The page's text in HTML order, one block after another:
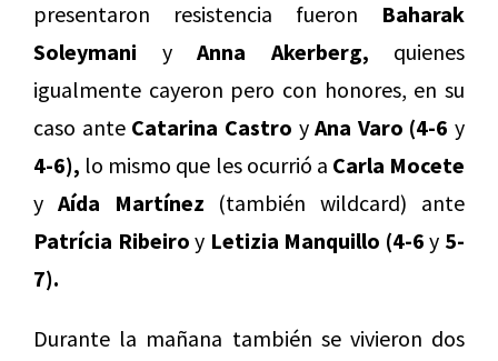
presentaron resistencia fueron Baharak
Soleymani y Anna Akerberg, quienes
igualmente cayeron pero con honores, en su
caso ante Catarina Castro yAna Varo (4-6 y
4-6), lo mismo que les ocurrió a Carla Mocete
y Aída Martínez (también wildcard) ante
Patrícia Ribeiro y Letizia Manquillo (4-6 y 5-
7).
Durante la mañana también se vivieron dos